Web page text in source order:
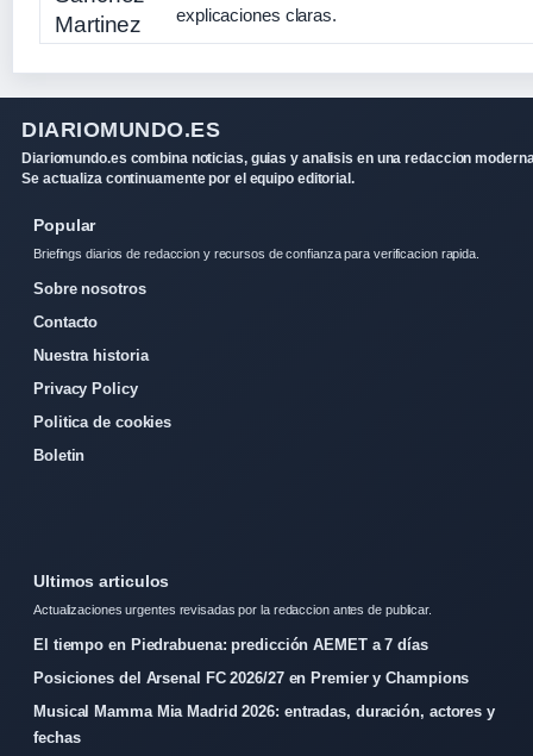
explicaciones claras.
DIARIOMUNDO.ES
Diariomundo.es combina noticias, guias y analisis en una redaccion
Se actualiza continuamente por el equipo editorial.
Popular
Briefings diarios de redaccion y recursos de confianza para verificacion rapida.
Sobre nosotros
Contacto
Nuestra historia
Privacy Policy
Politica de cookies
Boletin
Ultimos articulos
Actualizaciones urgentes revisadas por la redaccion antes de publicar.
El tiempo en Piedrabuena: predicción AEMET a 7 días
Posiciones del Arsenal FC 2026/27 en Premier y Champions
Musical Mamma Mia Madrid 2026: entradas, duración, actores y
fechas